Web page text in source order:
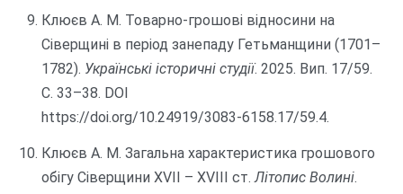
Клюєв А. М. Товарно-грошові відносини на
Сіверщині в період занепаду Гетьманщини (1701–
1782). Українські історичні студії. 2025. Вип. 17/59.
С. 33–38. DOI
https://doi.org/10.24919/3083-6158.17/59.4.
Клюєв А. М. Загальна характеристика грошового
обігу Сіверщини ХVІІ – ХVІІІ ст.Літопис Волині.